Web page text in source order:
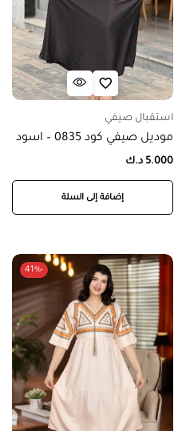
استقبال صيفي
موديل صيفي كود 0835 – اسود
5.000 د.ك
إضافة إلى السلة
-41%